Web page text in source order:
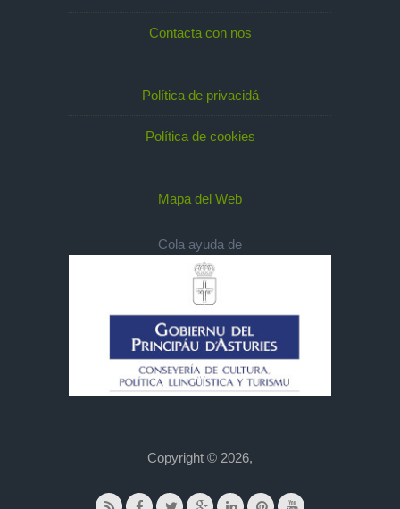
Contacta con nos
Política de privacidá
Política de cookies
Mapa del Web
Cola ayuda de
Copyright © 2026,